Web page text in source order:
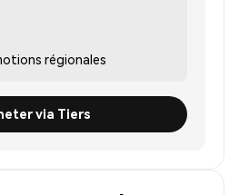
régionales
via Tiers